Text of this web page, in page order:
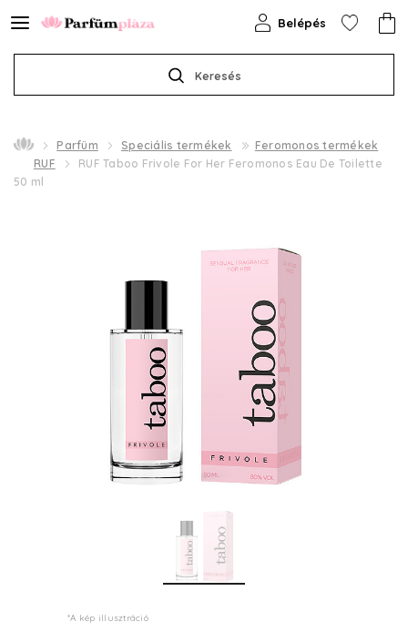
Keresés
Belépés
Parfüm Speciális termékek
Feromonos termékek
RUF
RUF Taboo Frivole For Her Feromonos Eau De Toilette
50 ml
*A kép illusztráció